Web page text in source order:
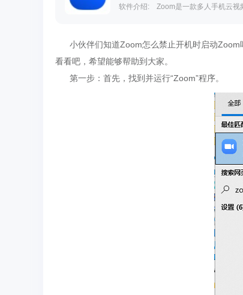
小伙伴们知道Zoom怎么禁止开机时启动Zoom
看看吧，希望能够帮助到大家。
第一步：首先，找到并运行“Zoom”程序。